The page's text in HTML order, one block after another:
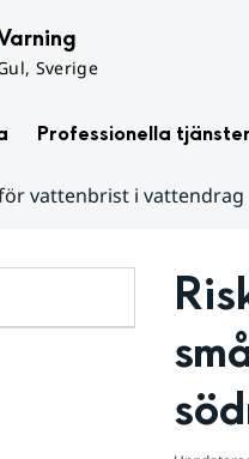
Sverige
Professionella tjänster
vattenbrist i